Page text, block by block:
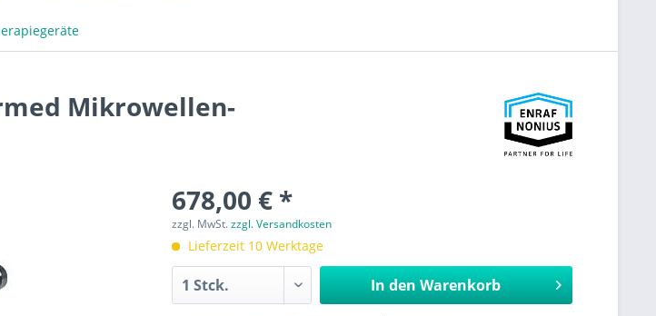
Mikrowellen-
678,00 € *
zzgl. MwSt.zzgl. Versandkosten
Lieferzeit 10 Werktage
In den Warenkorb